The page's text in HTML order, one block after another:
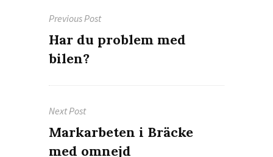
Previous Post
Previous
post:
Har du problem med
bilen?
Next Post
Next
post:
Markarbeten i Bräcke
med omnejd